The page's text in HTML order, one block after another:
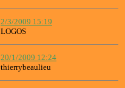
2/3/2009 15:19
LOGOS
20/1/2009 12:24
thierrybeaulieu